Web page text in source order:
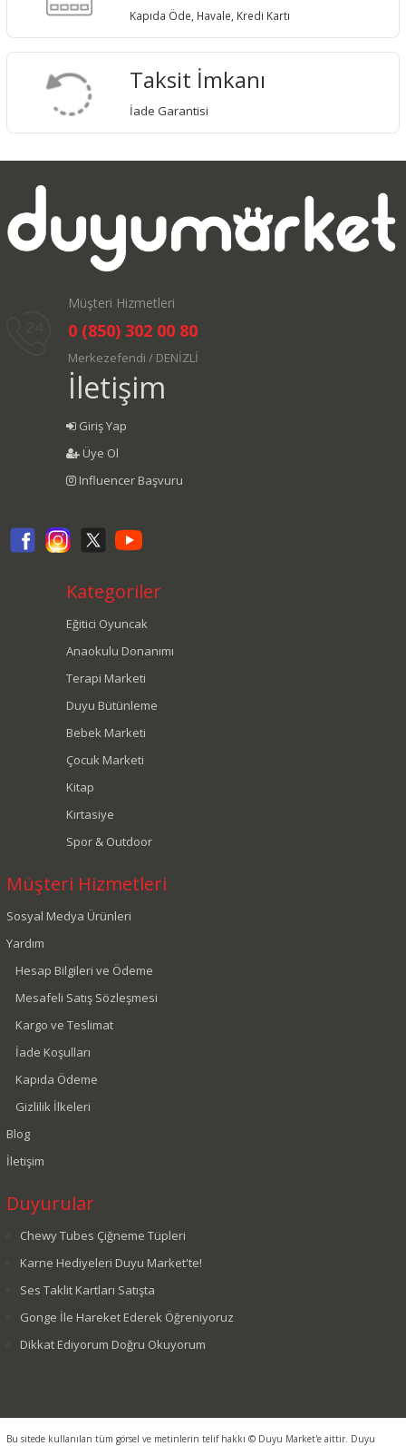
Kapıda Öde, Havale, Kredi Kartı
Taksit İmkanı
İade Garantisi
Müşteri Hizmetleri
0 (850) 302 00 80
Merkezefendi / DENİZLİ
İletişim
Giriş Yap
Üye Ol
Influencer Başvuru
Kategoriler
Eğitici Oyuncak
Anaokulu Donanımı
Terapi Marketi
Duyu Bütünleme
Bebek Marketi
Çocuk Marketi
Kitap
Kırtasiye
Spor & Outdoor
Müşteri Hizmetleri
Sosyal Medya Ürünleri
Yardım
Hesap Bilgileri ve Ödeme
Mesafeli Satış Sözleşmesi
Kargo ve Teslimat
İade Koşulları
Kapıda Ödeme
Gizlilik İlkeleri
Blog
İletişim
Duyurular
Chewy Tubes Çiğneme Tüpleri
Karne Hediyeleri Duyu Market'te!
Ses Taklit Kartları Satışta
Gonge İle Hareket Ederek Öğreniyoruz
Dikkat Ediyorum Doğru Okuyorum
Bu sitede kullanılan tüm görsel ve metinlerin telif hakkı © Duyu Market'e aittir. Duyu